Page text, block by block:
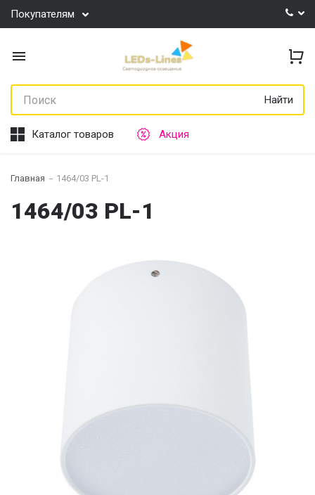
Покупателям
Найти
Каталог товаров Акция
Главная 1464/03 PL-1
1464/03 PL-1